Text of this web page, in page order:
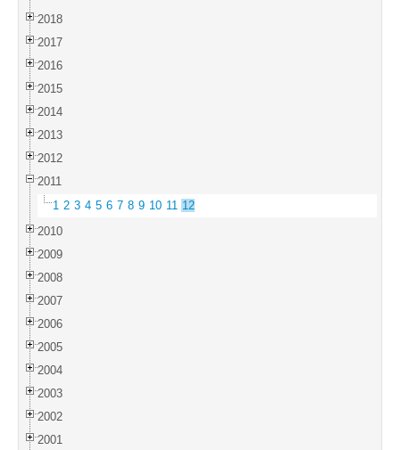
2018
2017
2016
2015
2014
2013
2012
2011
1 2 3 4 5 6 7 8 9 10 11 12
2010
2009
2008
2007
2006
2005
2004
2003
2002
2001